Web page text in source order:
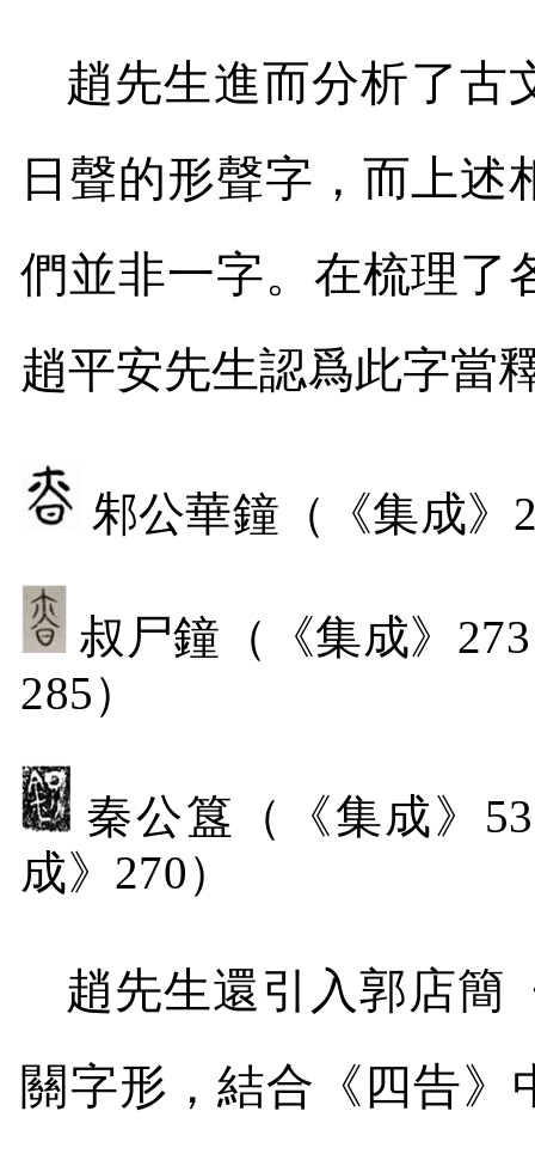
趙先生進而分析了古
日聲的形聲字，而上
們並非一字。在梳理了
趙平安先生認爲此字當
邾公華鐘（《集成》
叔尸鐘（《集成》 273
285）
秦公簋（《集成》
成》 270）
趙先生還引入郭店簡
關字形，結合《四告》